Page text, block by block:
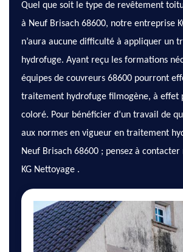
Quel que soit le type de revêtement
à Neuf Brisach 68600, notre entreprise
n’aura aucune difficulté à appliquer un
hydrofuge. Ayant reçu les formations
équipes de couvreurs 68600 pourront
traitement hydrofuge filmogène, à effet
coloré. Pour bénéficier d’un travail de
aux normes en vigueur en traitement
Neuf Brisach 68600 ; pensez à
KG Nettoyage .